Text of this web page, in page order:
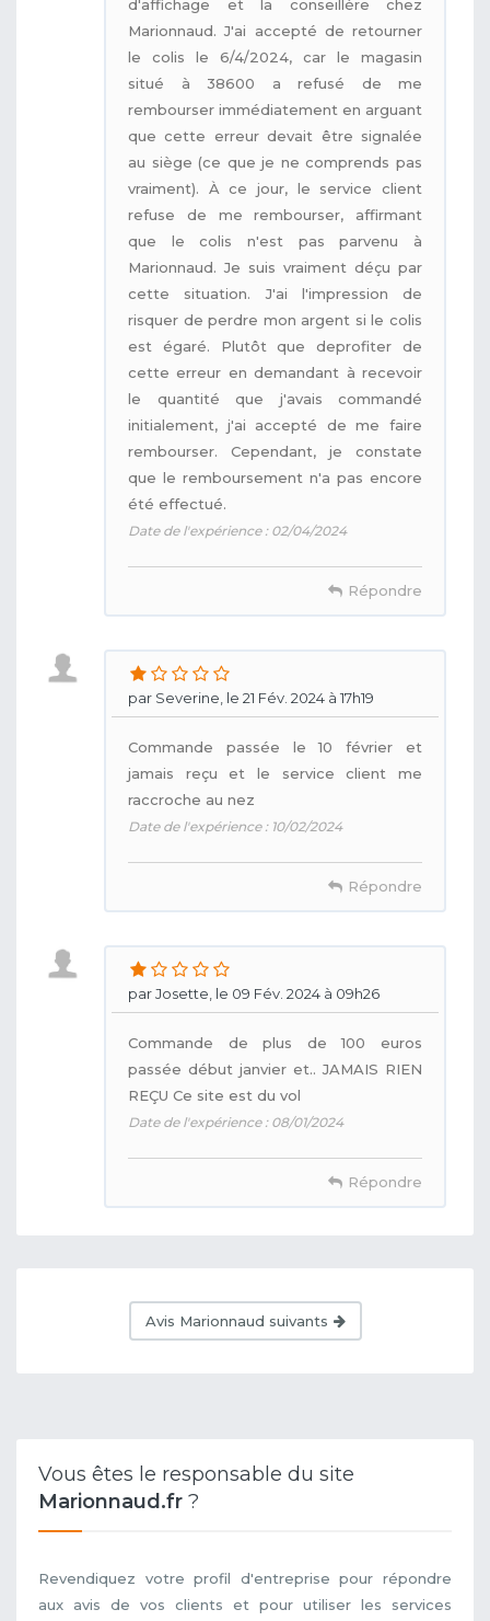
d'affichage et la conseillère chez
Marionnaud. J'ai accepté de retourner
le colis le 6/4/2024, car le magasin
situé à 38600 a refusé de me
rembourser immédiatement en arguant
que cette erreur devait être signalée
au siège (ce que je ne comprends pas
vraiment). À ce jour, le service client
refuse de me rembourser, affirmant
que le colis n'est pas parvenu à
Marionnaud. Je suis vraiment déçu par
cette situation. J'ai l'impression de
risquer de perdre mon argent si le colis
est égaré. Plutôt que deprofiter de
cette erreur en demandant à recevoir
le quantité que j'avais commandé
initialement, j'ai accepté de me faire
rembourser. Cependant, je constate
que le remboursement n'a pas encore
été effectué.
Date de l'expérience : 02/04/2024
Répondre
par Severine, le 21 Fév. 2024 à 17h19
Commande passée le 10 février et
jamais reçu et le service client me
raccroche au nez
Date de l'expérience : 10/02/2024
Répondre
par Josette, le 09 Fév. 2024 à 09h26
Commande de plus de 100 euros
passée début janvier et.. JAMAIS RIEN
REÇU Ce site est du vol
Date de l'expérience : 08/01/2024
Répondre
Avis Marionnaud suivants
Vous êtes le responsable du site
Marionnaud.fr ?
Revendiquez votre profil d'entreprise pour répondre
aux avis de vos clients et pour utiliser les services